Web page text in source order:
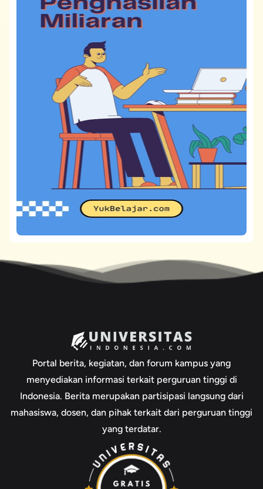
Portal berita, kegiatan, dan forum kampus yang
menyediakan informasi terkait perguruan tinggi di
Indonesia. Berita merupakan partisipasi langsung dari
mahasiswa, dosen, dan pihak terkait dari perguruan tinggi
yang terdatar.